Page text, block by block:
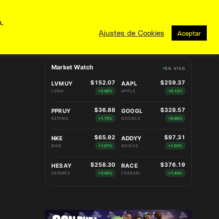
Market Watch EN VIVO
LVMUY
LVMH
$152.07
+2.40%
AAPL
APPLE
$259.37
+0.13%
PPRUY
KERING
$36.88
+1.75%
GOOGL
GOOGLE
$328.57
+0.96%
NKE
NIKE
$65.92
+1.01%
ADDYY
ADIDAS
$97.31
+1.03%
HESAY
HERMÈS
$258.30
+3.45%
RACE
FERRARI
$376.19
+1.44%
Ajustes de Cookies Aceptar